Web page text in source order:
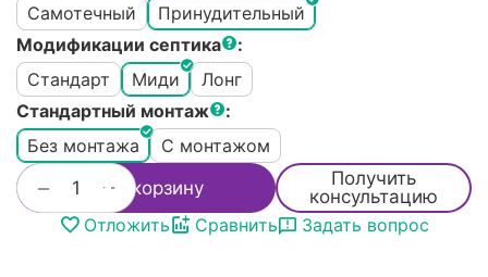
Самотечный
Принудительный
Модификации септика
:
Стандарт
Миди
Лонг
Стандартный монтаж
:
Без монтажа
С монтажом
+
− В корзину
Получить
консультацию
Отложить
Сравнить Задать вопрос